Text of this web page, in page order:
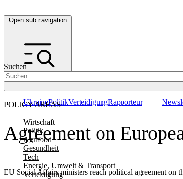
Open sub navigation
Suchen
POLICY AREAS
Wirtschaft
Politik
Agrifood
Gesundheit
Tech
Energie, Umwelt & Transport
Verteidigung
UkrainePolitikVerteidigungRapporteur
Agreement on
EU Social Affairs ministers reach political agreement on